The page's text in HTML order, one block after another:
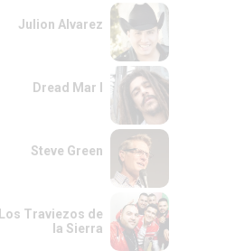
Julion Alvarez
Dread Mar I
Steve Green
Los Traviezos de
la Sierra